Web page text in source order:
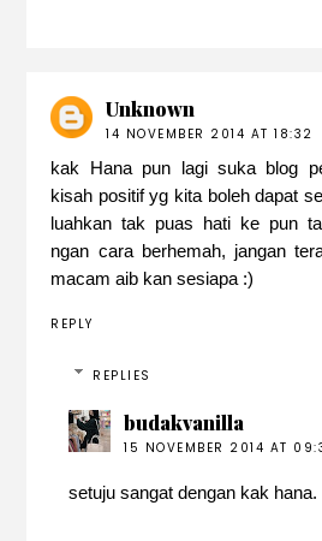
Unknown
14 NOVEMBER 2014 AT 18:32
kak Hana pun lagi suka blog
kisah positif yg kita boleh dapat
luahkan tak puas hati ke pun
ngan cara berhemah, jangan
macam aib kan sesiapa :)
REPLY
REPLIES
budakvanilla
15 NOVEMBER 2014 AT
setuju sangat dengan kak hana.